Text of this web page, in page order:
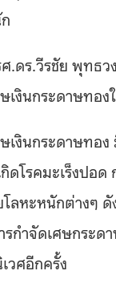
ดร.วีรชัย พุทธว
ษเงินกระดาษท
เงินกระดาษทอง
ดโรคมะเร็งปอ
ลหะหนักต่างๆ
กำจัดเศษกระด
วศอีกครั้ง